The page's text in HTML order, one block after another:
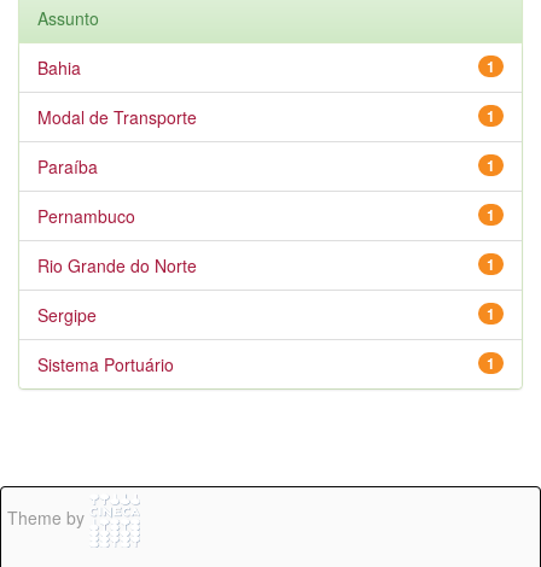
Assunto
1
Bahia
1
Modal de Transporte
1
Paraíba
1
Pernambuco
1
Rio Grande do Norte
1
Sergipe
1
Sistema Portuário
Theme by